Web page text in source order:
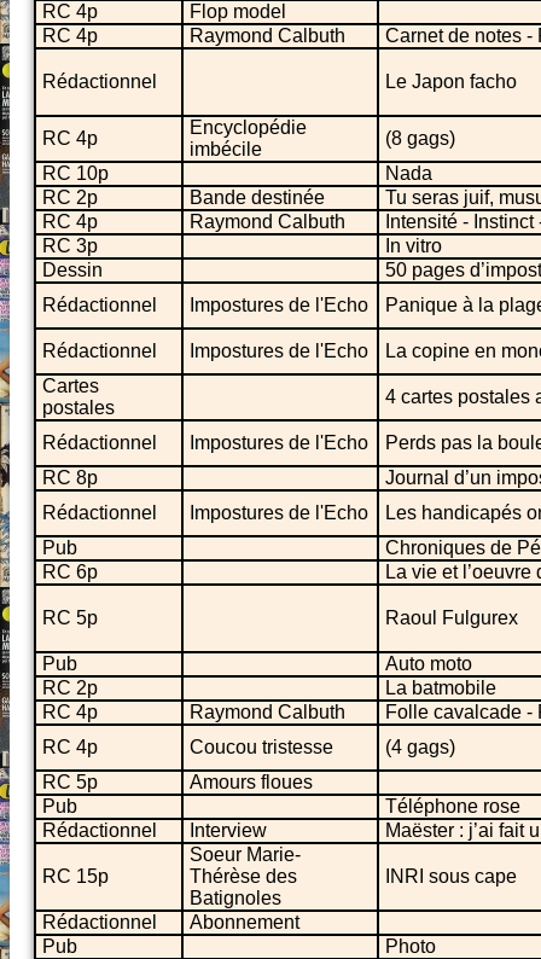
RC 4p
Flop model
RC 4p
Raymond Calbuth Carnet de notes -
Rédactionnel Le Japon facho
RC 4p
Encyclopédie
imbécile
(8 gags)
RC 10p
Nada
RC 2p
Bande destinée
Tu seras juif,
RC 4p
Raymond Calbuth
Intensité -
RC 3p
In vitro
Dessin
50 pages
Rédactionnel
Impostures de l'Echo Panique à la
Rédactionnel Impostures de l'Echo
La copine en
Cartes
postales
4 cartes postales
Rédactionnel Impostures de l'Echo
Perds pas la
RC 8p
Journal d’un
Rédactionnel
Impostures de l'Echo
Les handicapés
Pub
Chroniques de
RC 6p
La vie et
RC 5p Raoul Fulgurex
Pub
Auto moto
RC 2p
La batmobile
RC 4p
Raymond Calbuth
Folle cavalcade -
RC 4p
Coucou tristesse
(4 gags)
RC 5p
Amours floues
Pub
Téléphone rose
Rédactionnel
Interview Maëster : j’ai fait
RC 15p
Soeur Marie-
Thérèse des
Batignoles
INRI sous cape
Rédactionnel
Abonnement
Pub
Photo